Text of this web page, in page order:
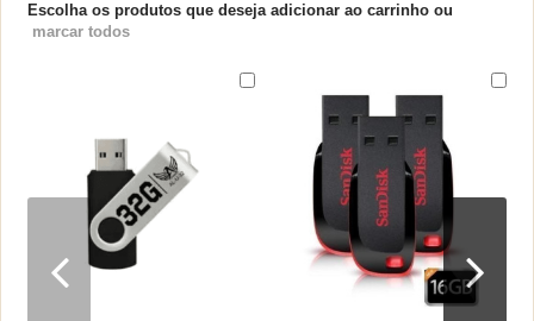
Escolha os produtos que deseja adicionar ao carrinho ou
marcar todos